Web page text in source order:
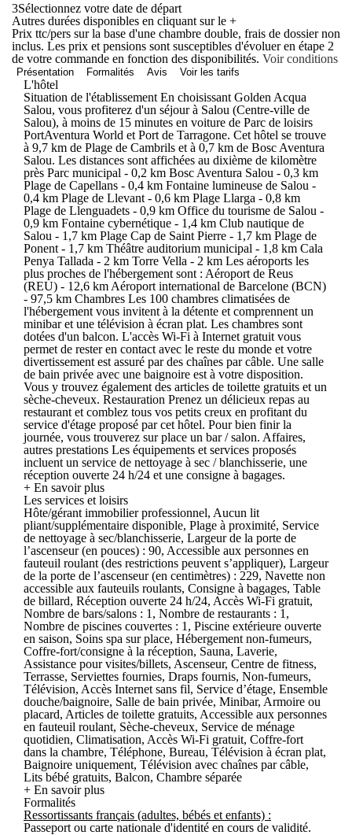
3Sélectionnez votre date de départ
Autres durées disponibles en cliquant sur le +
Prix ttc/pers sur la base d'une chambre double, frais de dossier non
inclus. Les prix et pensions sont susceptibles d'évoluer en étape 2
de votre commande en fonction des disponibilités. Voir conditions
Présentation Formalités Avis Voir les tarifs
L'hôtel
Situation de l'établissement En choisissant Golden Acqua
Salou, vous profiterez d'un séjour à Salou (Centre-ville de
Salou), à moins de 15 minutes en voiture de Parc de loisirs
PortAventura World et Port de Tarragone. Cet hôtel se trouve
à 9,7 km de Plage de Cambrils et à 0,7 km de Bosc Aventura
Salou. Les distances sont affichées au dixième de kilomètre
près Parc municipal - 0,2 km Bosc Aventura Salou - 0,3 km
Plage de Capellans - 0,4 km Fontaine lumineuse de Salou -
0,4 km Plage de Llevant - 0,6 km Plage Llarga - 0,8 km
Plage de Llenguadets - 0,9 km Office du tourisme de Salou -
0,9 km Fontaine cybernétique - 1,4 km Club nautique de
Salou - 1,7 km Plage Cap de Saint Pierre - 1,7 km Plage de
Ponent - 1,7 km Théâtre auditorium municipal - 1,8 km Cala
Penya Tallada - 2 km Torre Vella - 2 km Les aéroports les
plus proches de l'hébergement sont : Aéroport de Reus
(REU) - 12,6 km Aéroport international de Barcelone (BCN)
- 97,5 km Chambres Les 100 chambres climatisées de
l'hébergement vous invitent à la détente et comprennent un
minibar et une télévision à écran plat. Les chambres sont
dotées d'un balcon. L'accès Wi-Fi à Internet gratuit vous
permet de rester en contact avec le reste du monde et votre
divertissement est assuré par des chaînes par câble. Une salle
de bain privée avec une baignoire est à votre disposition.
Vous y trouvez également des articles de toilette gratuits et un
sèche-cheveux. Restauration Prenez un délicieux repas au
restaurant et comblez tous vos petits creux en profitant du
service d'étage proposé par cet hôtel. Pour bien finir la
journée, vous trouverez sur place un bar / salon. Affaires,
autres prestations Les équipements et services proposés
incluent un service de nettoyage à sec / blanchisserie, une
réception ouverte 24 h/24 et une consigne à bagages.
+ En savoir plus
Les services et loisirs
Hôte/gérant immobilier professionnel, Aucun lit
pliant/supplémentaire disponible, Plage à proximité, Service
de nettoyage à sec/blanchisserie, Largeur de la porte de
l’ascenseur (en pouces) : 90, Accessible aux personnes en
fauteuil roulant (des restrictions peuvent s’appliquer), Largeur
de la porte de l’ascenseur (en centimètres) : 229, Navette non
accessible aux fauteuils roulants, Consigne à bagages, Table
de billard, Réception ouverte 24 h/24, Accès Wi-Fi gratuit,
Nombre de bars/salons : 1, Nombre de restaurants : 1,
Nombre de piscines couvertes : 1, Piscine extérieure ouverte
en saison, Soins spa sur place, Hébergement non-fumeurs,
Coffre-fort/consigne à la réception, Sauna, Laverie,
Assistance pour visites/billets, Ascenseur, Centre de fitness,
Terrasse, Serviettes fournies, Draps fournis, Non-fumeurs,
Télévision, Accès Internet sans fil, Service d’étage, Ensemble
douche/baignoire, Salle de bain privée, Minibar, Armoire ou
placard, Articles de toilette gratuits, Accessible aux personnes
en fauteuil roulant, Sèche-cheveux, Service de ménage
quotidien, Climatisation, Accès Wi-Fi gratuit, Coffre-fort
dans la chambre, Téléphone, Bureau, Télévision à écran plat,
Baignoire uniquement, Télévision avec chaînes par câble,
Lits bébé gratuits, Balcon, Chambre séparée
+ En savoir plus
Formalités
Ressortissants français (adultes, bébés et enfants) :
Passeport ou carte nationale d'identité en cours de validité.